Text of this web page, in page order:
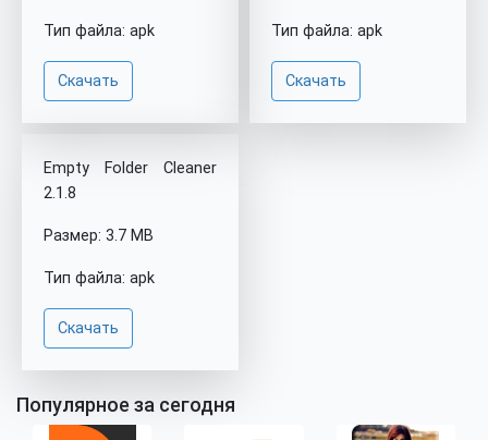
Тип файла: apk
Скачать
Тип файла: apk
Скачать
Empty Folder Cleaner
2.1.8
Размер: 3.7 MB
Тип файла: apk
Скачать
Популярное за сегодня